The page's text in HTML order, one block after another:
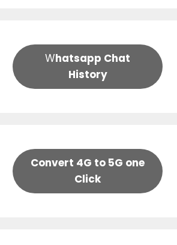
Whatsapp Chat
History
Convert 4G to 5G one
Click